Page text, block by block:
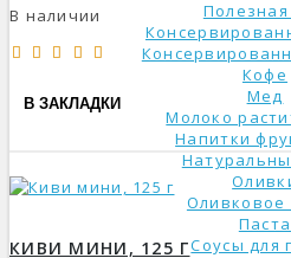
Кофе
Мед
Молоко
Напитки
Оливковое
Паста
Соусы для
В наличии
В ЗАКЛАДКИ
КИВИ МИНИ, 125 Г